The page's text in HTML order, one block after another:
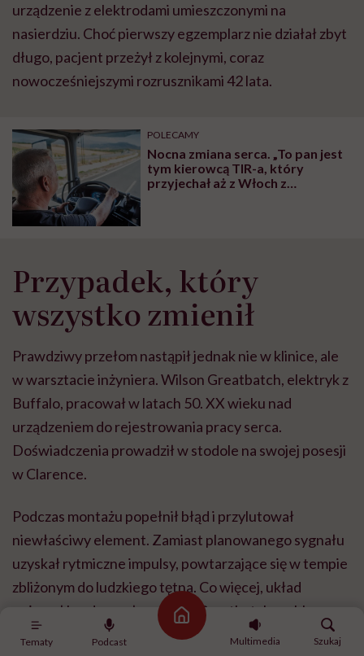
Tematy Podcast
Strona główna
Multimedia
Szukaj
urządzenie z elektrodami umieszczonymi na
nasierdziu. Choć pierwszy egzemplarz nie działał zbyt
długo, pacjent przeżył z kolejnymi, coraz
nowocześniejszymi rozrusznikami 42 lata.
POLECAMY
Nocna zmiana serca. „To pan jest
tym kierowcą TIR-a, który
przyjechał aż z Włoch z
Przypadek, który
wszystko zmienił
Prawdziwy przełom nastąpił jednak nie w klinice, ale
w warsztacie inżyniera. Wilson Greatbatch, elektryk z
Buffalo, pracował w latach 50. XX wieku nad
urządzeniem do rejestrowania pracy serca.
Doświadczenia prowadził w stodole na swojej posesji
w Clarence.
Podczas montażu popełnił błąd i przylutował
niewłaściwy element. Zamiast planowanego sygnału
uzyskał rytmiczne impulsy, powtarzające się w tempie
zbliżonym do ludzkiego tętna. Co więcej, układ
zużywał bardzo mało energii. Greatbatch szybko
zrozumiał, że przypadkiem stworzył generator